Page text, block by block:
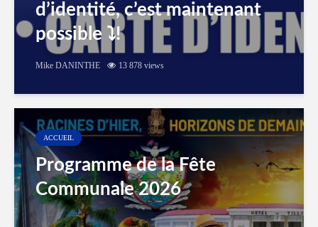
d’identité, c’est maintenant
possible ⤵️!
Mike DANINTHE 13 878 views
ACCUEIL
Programme de la Fête
Communale 2026